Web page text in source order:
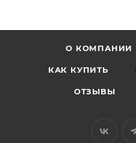
О КОМПАНИИ
КАК КУПИТЬ
ОТЗЫВЫ